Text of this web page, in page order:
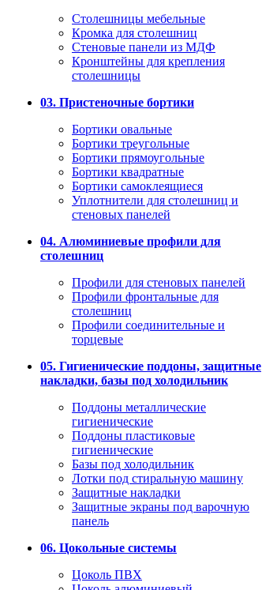
Столешницы мебельные
Кромка для столешниц
Стеновые панели из МДФ
Кронштейны для крепления
столешницы
03. Пристеночные бортики
Бортики овальные
Бортики треугольные
Бортики прямоугольные
Бортики квадратные
Бортики самоклеящиеся
Уплотнители для столешниц и
стеновых панелей
04. Алюминиевые профили для
столешниц
Профили для стеновых панелей
Профили фронтальные для
столешниц
Профили соединительные и
торцевые
05. Гигиенические поддоны, защитные
накладки, базы под холодильник
Поддоны металлические
гигиенические
Поддоны пластиковые
гигиенические
Базы под холодильник
Лотки под стиральную машину
Защитные накладки
Защитные экраны под варочную
панель
06. Цокольные системы
Цоколь ПВХ